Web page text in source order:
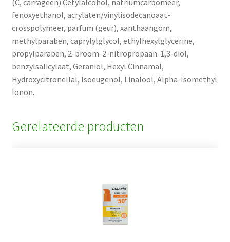
(C, carrageen) Cetylalcohol, natriumcarbomeer,
fenoxyethanol, acrylaten/vinylisodecanoaat-
crosspolymeer, parfum (geur), xanthaangom,
methylparaben, caprylylglycol, ethylhexylglycerine,
propylparaben, 2-broom-2-nitropropaan-1,3-diol,
benzylsalicylaat, Geraniol, Hexyl Cinnamal,
Hydroxycitronellal, Isoeugenol, Linalool, Alpha-Isomethyl
Ionon.
Gerelateerde producten